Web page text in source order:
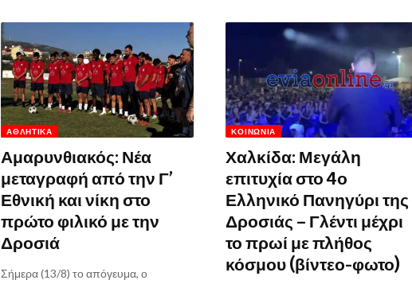
ΑΘΛΗΤΙΚΆ
Αμαρυνθιακός: Νέα
μεταγραφή από την Γ’
Εθνική και νίκη στο
πρώτο φιλικό με την
Δροσιά
Σήμερα (13/8) το απόγευμα, ο
ΚΟΙΝΩΝΊΑ
Χαλκίδα: Μεγάλη
επιτυχία στο 4ο
Ελληνικό Πανηγύρι της
Δροσιάς – Γλέντι μέχρι
το πρωί με πλήθος
κόσμου (βίντεο-φωτο)